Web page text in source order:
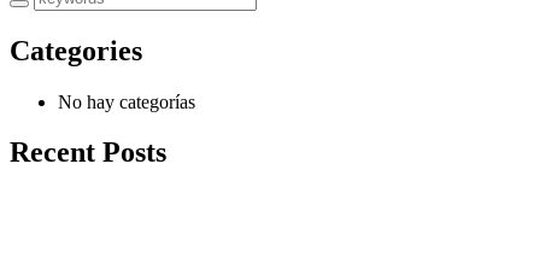
Categories
No hay categorías
Recent Posts